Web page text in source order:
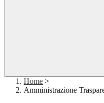
Home >
Amministrazione